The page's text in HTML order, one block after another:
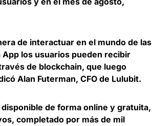
de interactuar en el mundo de las
los usuarios pueden recibir
de blockchain, que luego
Alan Futerman, CFO de Lulubit.
de forma online y gratuita,
, completado por más de mil